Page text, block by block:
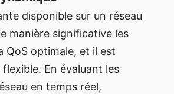
disponible sur un réseau
manière significative les
QoS optimale, et il est
En évaluant les
en temps réel,